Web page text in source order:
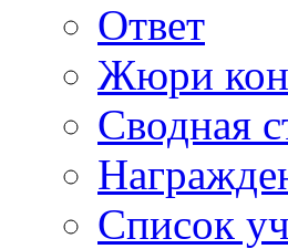
Ответ
Жюри
Сводная
Список